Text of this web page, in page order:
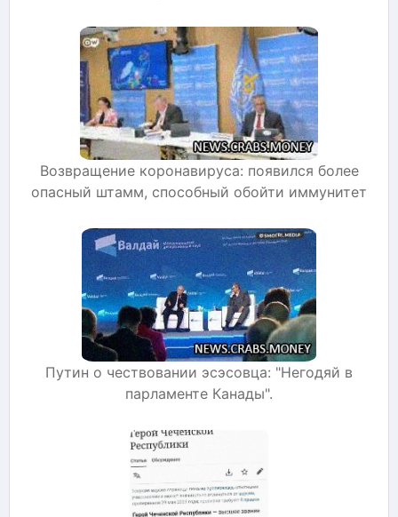
Возвращение коронавируса: появился более
опасный штамм, способный обойти иммунитет
Путин о чествовании эсэсовца: "Негодяй в
парламенте Канады".